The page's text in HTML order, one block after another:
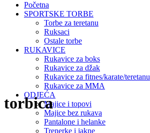
Početna
SPORTSKE TORBE
Torbe za teretanu
Ruksaci
Ostale torbe
RUKAVICE
Rukavice za boks
Rukavice za džak
Rukavice za fitnes/karate/teretanu
Rukavice za MMA
ODJEĆA
Majice i topovi
Majice bez rukava
Pantalone i helanke
Trenerke i jakne
torbica